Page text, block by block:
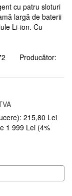
cu patru sloturi
largă de baterii
Li-ion. Cu
Producător:
215,80 Lei
1 999 Lei (4%